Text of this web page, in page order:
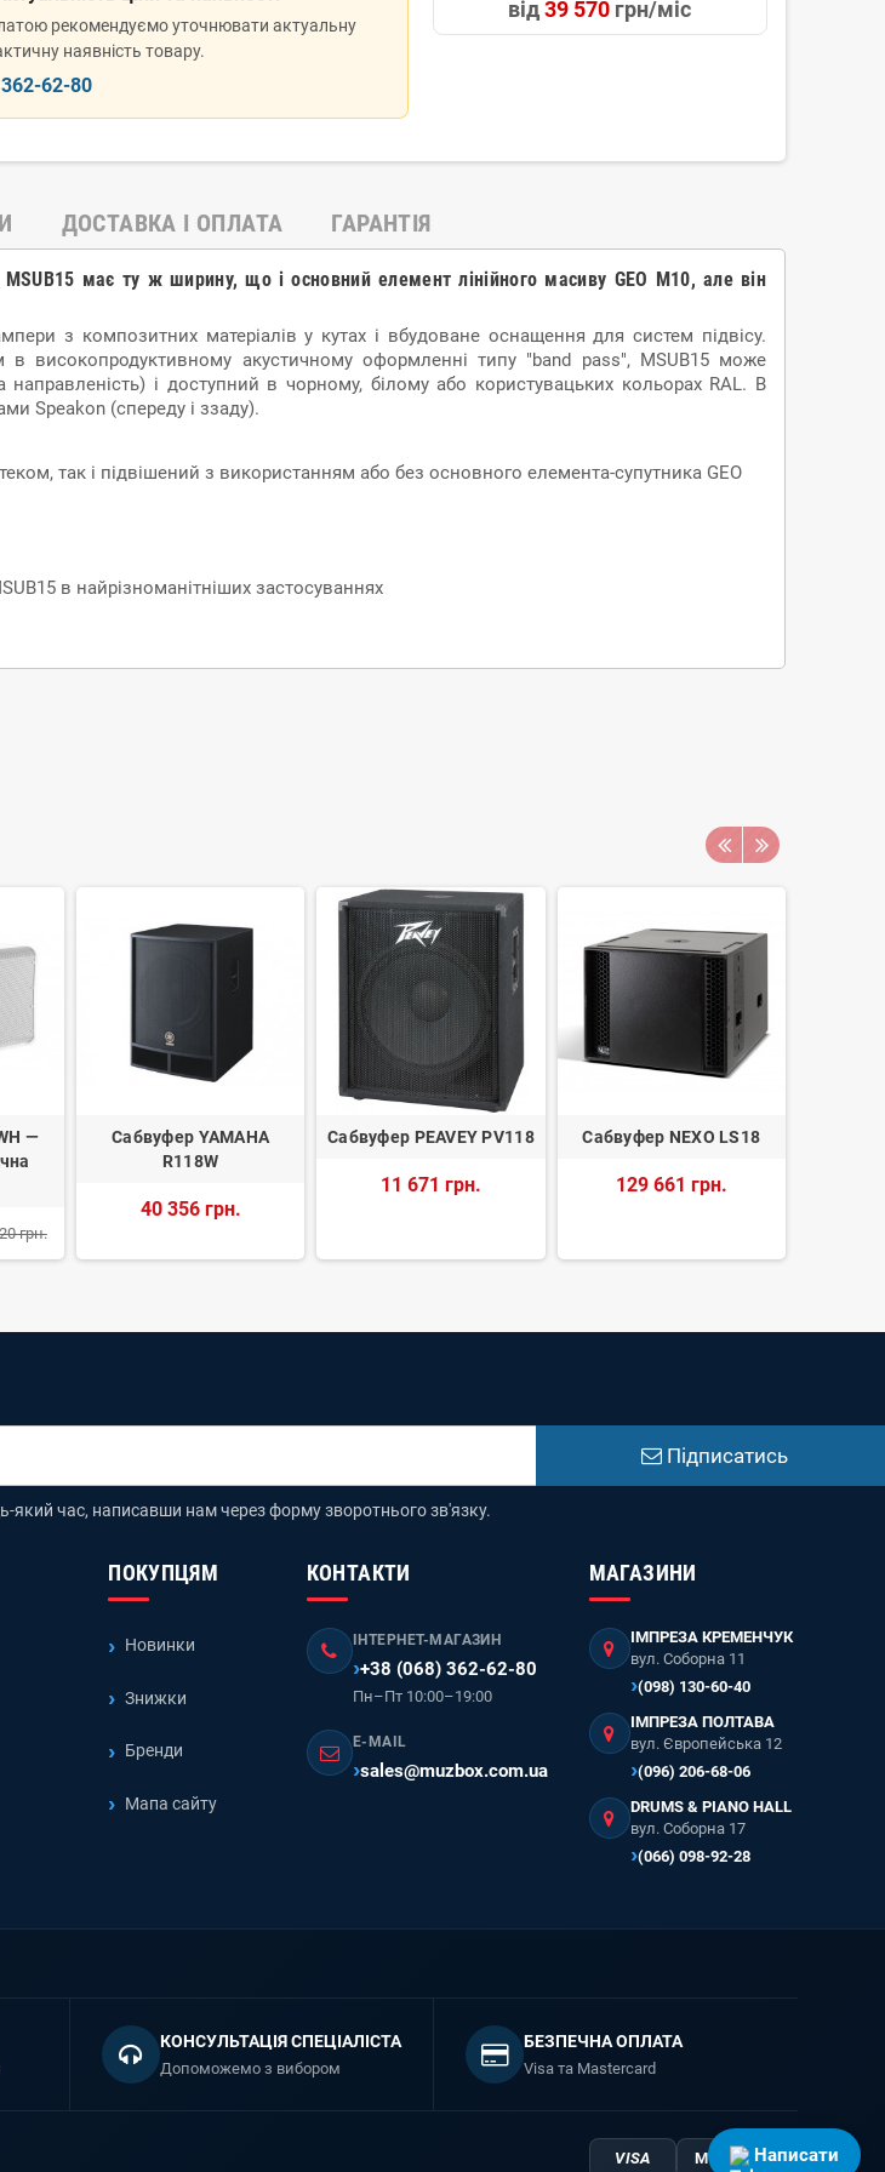
рекомендуємо уточнювати актуальну
наявність товару.
62-80
від39 570 грн/міс
ДОСТАВКА І ОПЛАТА ГАРАНТІЯ
має ту ж ширину, що і основний елемент лінійного масиву GEO M10, але він
з композитних матеріалів у кутах і вбудоване оснащення для систем підвісу.
високопродуктивному акустичному оформленні типу "band pass", MSUB15 може
і доступний в чорному, білому або користувацьких кольорах RAL. В
Speakon (спереду і ззаду).
так і підвішений з використанням або без основного елемента-супутника GEO
в найрізноманітніших застосуваннях
—
грн.
Сабвуфер YAMAHA
R118W
40 356 грн.
Сабвуфер PEAVEY PV118
11 671 грн.
Сабвуфер NEXO LS18
129 661 грн.
Підписатись
який час, написавши нам через форму зворотнього зв'язку.
ПОКУПЦЯМ
Новинки
Знижки
Бренди
Мапа сайту
КОНТАКТИ
ІНТЕРНЕТ-МАГАЗИН
+38 (068) 362-62-80
Пн–Пт 10:00–19:00
E-MAIL
sales@muzbox.com.ua
МАГАЗИНИ
ІМПРЕЗА КРЕМЕНЧУК
вул. Соборна 11
(098) 130-60-40
ІМПРЕЗА ПОЛТАВА
вул. Європейська 12
(096) 206-68-06
DRUMS & PIANO HALL
вул. Соборна 17
(066) 098-92-28
КОНСУЛЬТАЦІЯ СПЕЦІАЛІСТА
Допоможемо з вибором
БЕЗПЕЧНА ОПЛАТА
Visa та Mastercard
VISA MastercardНаписати